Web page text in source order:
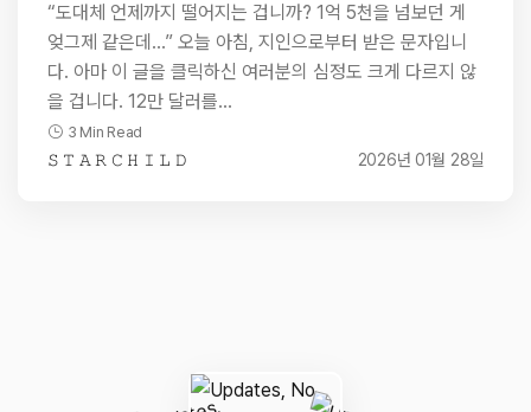
“도대체 언제까지 떨어지는 겁니까? 1억 5천을 넘보던 게
엊그제 같은데…” 오늘 아침, 지인으로부터 받은 문자입니
다. 아마 이 글을 클릭하신 여러분의 심정도 크게 다르지 않
을 겁니다. 12만 달러를…
3 Min Read
𝚂 𝚃 𝙰 𝚁 𝙲 𝙷 𝙸 𝙻 𝙳 2026년 01월 28일